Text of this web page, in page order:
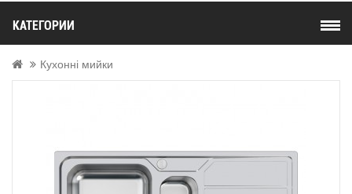
КАТЕГОРИИ
Кухонні мийки